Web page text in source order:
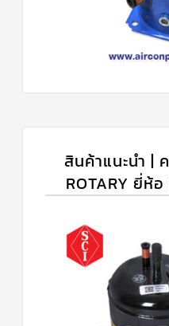
สินค้าแนะนำ |
ROTARY ยี่ห้